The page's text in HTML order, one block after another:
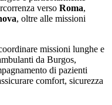
verso Roma,
, oltre alle missioni
missioni lunghe e
da Burgos,
di pazienti
comfort, sicurezza